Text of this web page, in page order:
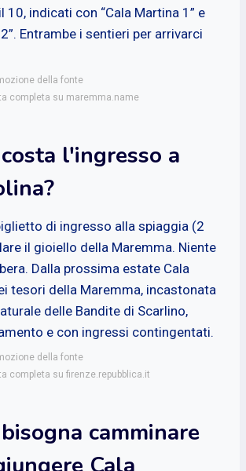
10, indicati con “Cala Martina 1” e
Entrambe i sentieri per arrivarci
della fonte
completa su maremma.name
l'ingresso a
di ingresso alla spiaggia (2
il gioiello della Maremma. Niente
Dalla prossima estate Cala
tesori della Maremma, incastonata
delle Bandite di Scarlino,
e con ingressi contingentati.
della fonte
completa su firenze.repubblica.it
camminare